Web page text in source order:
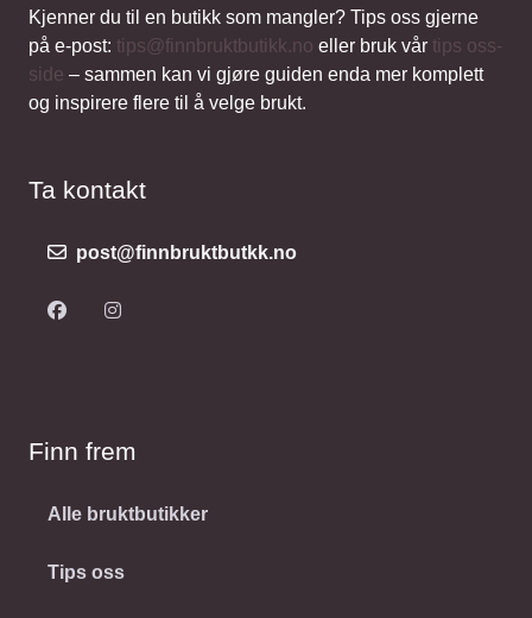
Kjenner du til en butikk som mangler? Tips oss gjerne
på e-post: tips@finnbruktbutikk.no eller bruk vår tips oss-
side – sammen kan vi gjøre guiden enda mer komplett
og inspirere flere til å velge brukt.
Ta kontakt
post@finnbruktbutkk.no
Finn frem
Alle bruktbutikker
Tips oss